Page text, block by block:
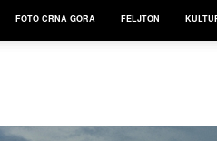
FOTO CRNA GORA FELJTON